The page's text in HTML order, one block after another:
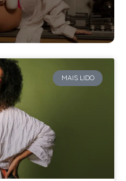
MAIS LIDO